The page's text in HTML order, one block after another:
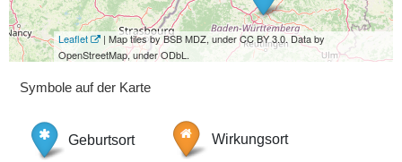
Leaflet
| Map tiles by BSB MDZ, under CC BY 3.0. Data by
OpenStreetMap, under ODbL.
Symbole auf der Karte
Geburtsort Wirkungsort